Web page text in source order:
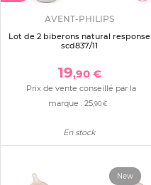
AVENT-PHILIPS
Lot de 2 biberons natural response
scd837/11
19,90 €
Prix de vente conseillé par la
marque :25 ,90 €
En stock
New